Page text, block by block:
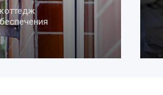
Обеспечим сохранность
и имущества с помощью
безопасности.